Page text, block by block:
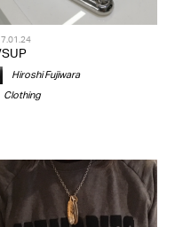
Hiroshi Fujiwara
Clothing